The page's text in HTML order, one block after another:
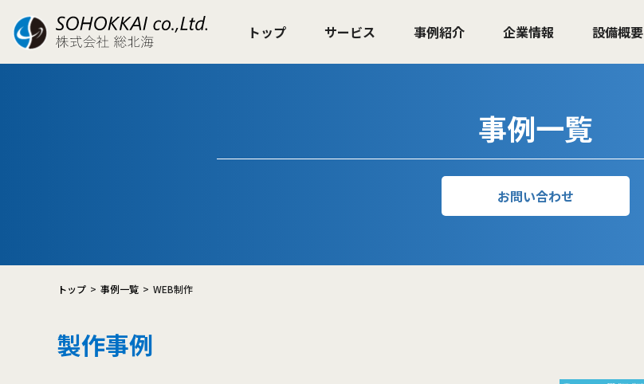
トップ サービス 事例紹介 企業情報 設備概要
事例一覧
お問い合わせ
トップ 事例一覧 WEB制作
製作事例